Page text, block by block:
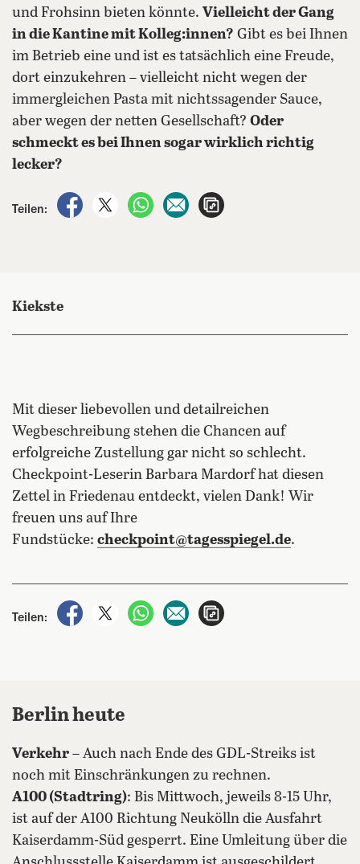
und Frohsinn bieten könnte. Vielleicht der Gang
in die Kantine mit Kolleg:innen? Gibt es bei Ihnen
im Betrieb eine und ist es tatsächlich eine Freude,
dort einzukehren – vielleicht nicht wegen der
immergleichen Pasta mit nichtssagender Sauce,
aber wegen der netten Gesellschaft? Oder
schmeckt es bei Ihnen sogar wirklich richtig
lecker?
Teilen:
auf Facebook teilen
auf X teilenper WhatsApp teilen
per E-Mail teilen
Kiekste
Mit dieser liebevollen und detailreichen
Wegbeschreibung stehen die Chancen auf
erfolgreiche Zustellung gar nicht so schlecht.
Checkpoint-Leserin Barbara Mardorf hat diesen
Zettel in Friedenau entdeckt, vielen Dank! Wir
freuen uns auf Ihre
Fundstücke: checkpoint@tagesspiegel.de.
Teilen:
auf Facebook teilen
auf X teilenper WhatsApp teilen
per E-Mail teilen
Berlin heute
Verkehr – Auch nach Ende des GDL-Streiks ist
noch mit Einschränkungen zu rechnen.
A100 (Stadtring): Bis Mittwoch, jeweils 8-15 Uhr,
ist auf der A100 Richtung Neukölln die Ausfahrt
Kaiserdamm-Süd gesperrt. Eine Umleitung über die